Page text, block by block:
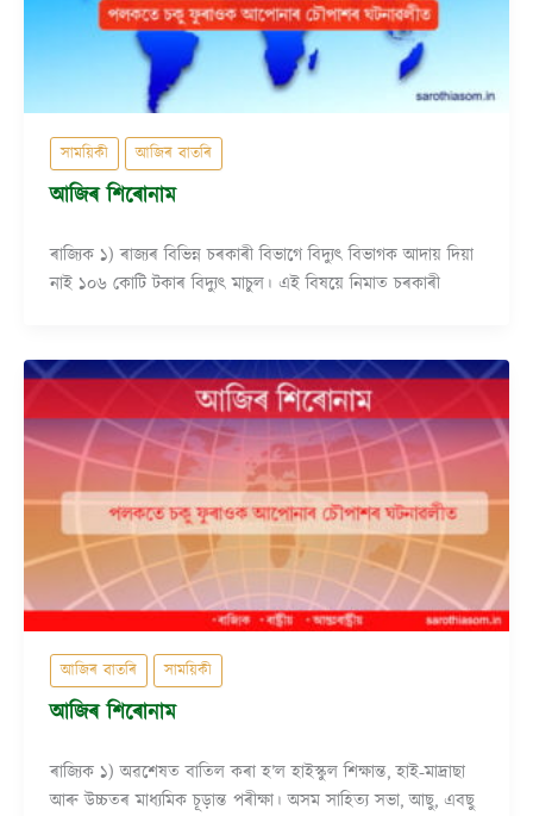
সাময়িকী আজিৰ বাতৰি
আজিৰ শিৰোনাম
ৰাজ্যিক ১) ৰাজ্যৰ বিভিন্ন চৰকাৰী বিভাগে বিদ্যুৎ বিভাগক আদায় দিয়া
নাই ১০৬ কোটি টকাৰ বিদ্যুৎ মাচুল। এই বিষয়ে নিমাত চৰকাৰী
আজিৰ বাতৰি সাময়িকী
আজিৰ শিৰোনাম
ৰাজ্যিক ১) অৱশেষত বাতিল কৰা হ’ল হাইস্কুল শিক্ষান্ত, হাই-মাদ্ৰাছা
আৰু উচ্চতৰ মাধ্যমিক চূড়ান্ত পৰীক্ষা। অসম সাহিত্য সভা, আছু, এবছু